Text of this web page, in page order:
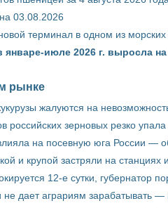
03.08.2026
терминал в одном из
январе-июле 2026 г. выросла на
рынке
жалуются на
российских зерновых резко упала
на посевную юга России —
и крупой застряли на
12-е сутки, губернатор
дает аграриям зарабатывать —